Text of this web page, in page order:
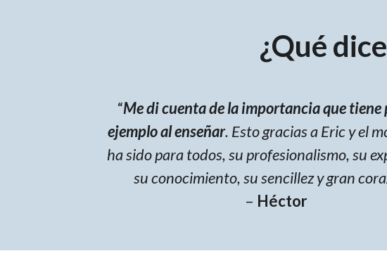
¿Qué
“Me di cuenta de la importancia que tiene
ejemplo al enseñar. Esto gracias a Eric y el
ha sido para todos, su profesionalismo, su
su conocimiento, su sencillez y gran
– Héctor